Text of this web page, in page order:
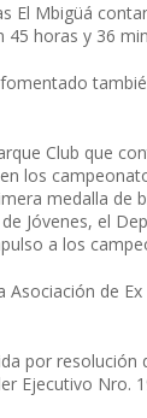
El Mbigüá
horas y 36
Club que
los
medalla
Jóvenes, el
a los
de
por
Ejecutivo Nro.